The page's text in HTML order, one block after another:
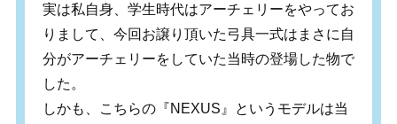
実は私自身、学生時代はアーチェリーをやってお
りまして、今回お譲り頂いた弓具一式はまさに自
分がアーチェリーをしていた当時の登場した物で
した。
しかも、こちらの『NEXUS』というモデルは当